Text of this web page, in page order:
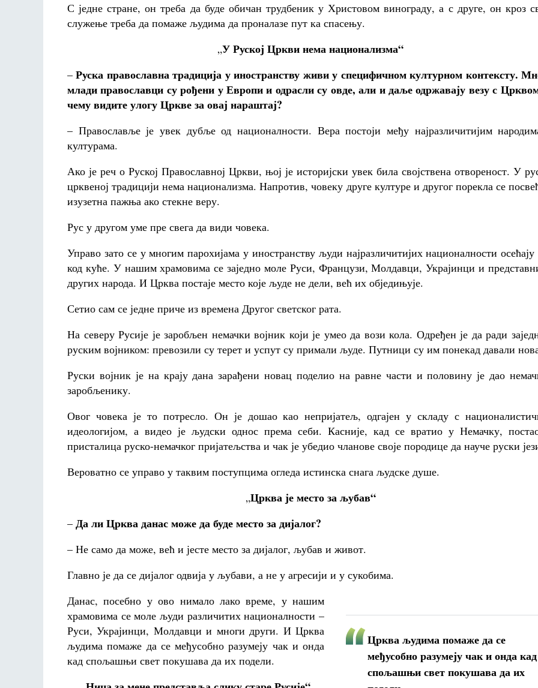
С једне стране, он треба да буде обичан трудбеник у Христовом винограду, а с друге, он кроз
служење треба да помаже људима да проналазе пут ка спасењу.
„У Руској Цркви нема национализма“
–Руска православна традиција у иностранству живи у специфичном културном контексту.
млади православци су рођени у Европи и одрасли су овде, али и даље одржавају везу с
чему видите улогу Цркве за овај нараштај?
– Православље је увек дубље од националности. Вера постоји међу најразличитијим
културама.
Ако је реч о Руској Православној Цркви, њој је историјски увек била својствена отвореност. У
црквеној традицији нема национализма. Напротив, човеку друге културе и другог порекла се
изузетна пажња ако стекне веру.
Рус у другом уме пре свега да види човека.
Управо зато се у многим парохијама у иностранству људи најразличитијих националности осећају
код куће. У нашим храмовима се заједно моле Руси, Французи, Молдавци, Украјинци и
других народа. И Црква постаје место које људе не дели, већ их обједињује.
Сетио сам се једне приче из времена Другог светског рата.
На северу Русије је заробљен немачки војник који је умео да вози кола. Одређен је да ради
руским војником: превозили су терет и успут су примали људе. Путници су им понекад давали
Руски војник је на крају дана зарађени новац поделио на равне части и половину је дао
заробљенику.
Овог човека је то потресло. Он је дошао као непријатељ, одгајен у складу с
идеологијом, а видео је људски однос према себи. Касније, кад се вратио у Немачку,
присталица руско-немачког пријатељства и чак је убедио чланове своје породице да науче руски
Вероватно се управо у таквим поступцима огледа истинска снага људске душе.
„Црква је место за љубав“
– Да ли Црква данас може да буде место за дијалог?
– Не само да може, већ и јесте место за дијалог, љубав и живот.
Главно је да се дијалог одвија у љубави, а не у агресији и у сукобима.
Црква људима помаже да се
међусобно разумеју чак и онда кад
спољашњи свет покушава да их
Данас, посебно у ово нимало лако време, у нашим
храмовима се моле људи различитих националности –
Руси, Украјинци, Молдавци и многи други. И Црква
људима помаже да се међусобно разумеју чак и онда
кад спољашњи свет покушава да их подели.